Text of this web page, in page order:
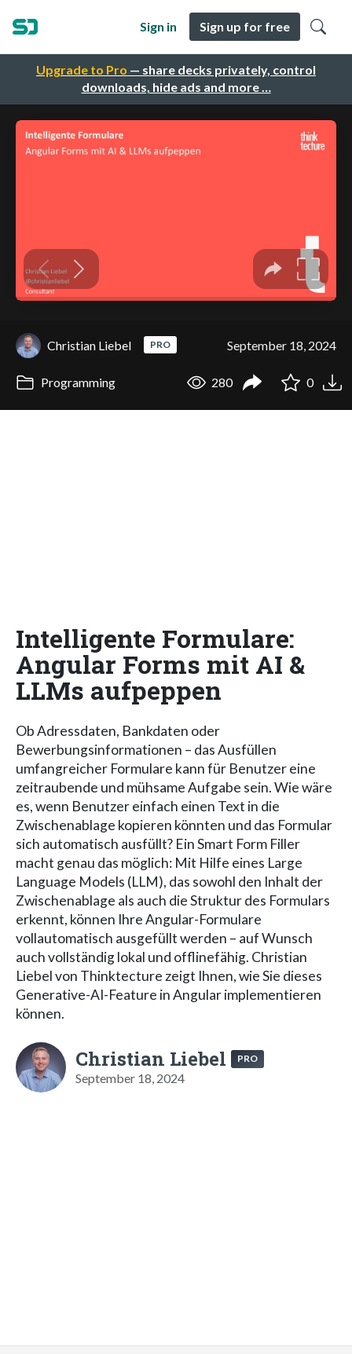
Upgrade to Pro — share decks privately, control
downloads, hide ads and more …
Sign in Sign up for free
Christian Liebel PRO September 18, 2024
Programming 280 0
Intelligente Formulare:
Angular Forms mit AI &
LLMs aufpeppen
Ob Adressdaten, Bankdaten oder
Bewerbungsinformationen – das Ausfüllen
umfangreicher Formulare kann für Benutzer eine
zeitraubende und mühsame Aufgabe sein. Wie wäre
es, wenn Benutzer einfach einen Text in die
Zwischenablage kopieren könnten und das Formular
sich automatisch ausfüllt? Ein Smart Form Filler
macht genau das möglich: Mit Hilfe eines Large
Language Models (LLM), das sowohl den Inhalt der
Zwischenablage als auch die Struktur des Formulars
erkennt, können Ihre Angular-Formulare
vollautomatisch ausgefüllt werden – auf Wunsch
auch vollständig lokal und offlinefähig. Christian
Liebel von Thinktecture zeigt Ihnen, wie Sie dieses
Generative-AI-Feature in Angular implementieren
können.
Christian Liebel PRO
September 18, 2024